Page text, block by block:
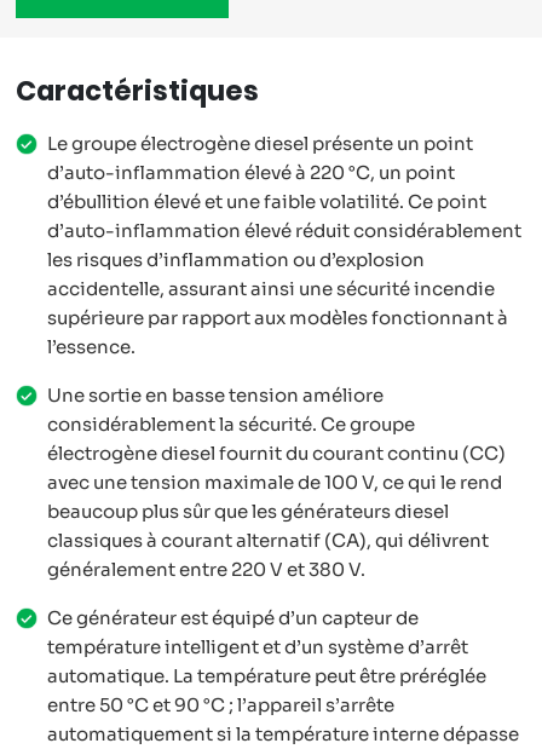
Caractéristiques
Le groupe électrogène diesel présente un point
d’auto-inflammation élevé à 220 °C, un point
d’ébullition élevé et une faible volatilité. Ce point
d’auto-inflammation élevé réduit considérablement
les risques d’inflammation ou d’explosion
accidentelle, assurant ainsi une sécurité incendie
supérieure par rapport aux modèles fonctionnant à
l’essence.
Une sortie en basse tension améliore
considérablement la sécurité. Ce groupe
électrogène diesel fournit du courant continu (CC)
avec une tension maximale de 100 V, ce qui le rend
beaucoup plus sûr que les générateurs diesel
classiques à courant alternatif (CA), qui délivrent
généralement entre 220 V et 380 V.
Ce générateur est équipé d’un capteur de
température intelligent et d’un système d’arrêt
automatique. La température peut être préréglée
entre 50 °C et 90 °C ; l’appareil s’arrête
automatiquement si la température interne dépasse